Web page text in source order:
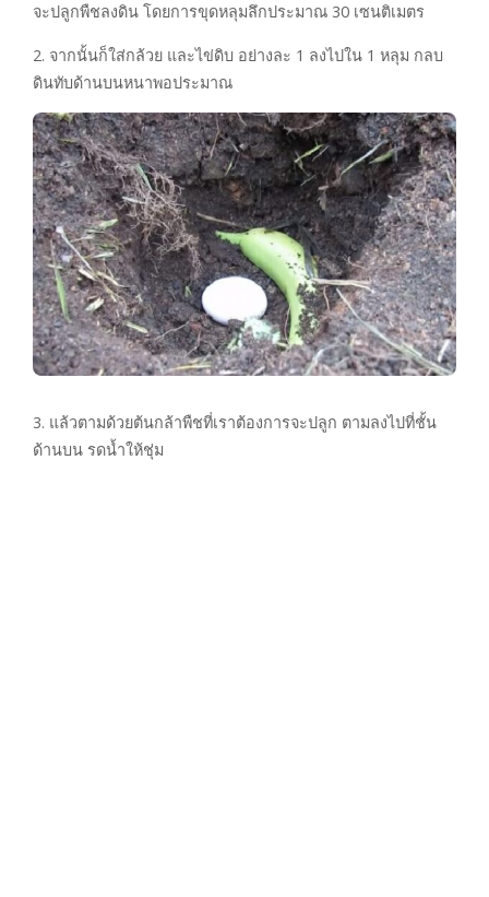
จะปลูกพืชลงดิน โดยการขุดหลุมลึกประมาณ 30 เซนติเมตร
2. จากนั้นก็ใส่กล้วย และไข่ดิบ อย่างละ 1 ลงไปใน 1 หลุม กลบ
ดินทับด้านบนหนาพอประมาณ
3. แล้วตามด้วยต้นกล้าพืชที่เราต้องการจะปลูก ตามลงไปที่ชั้น
ด้านบน รดน้ำให้ชุ่ม